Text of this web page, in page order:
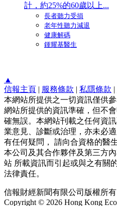
計，約25%的60歲以上...
長者聽力受損
老年性聽力減退
健康解碼
鍾耀基醫生
▲
信報主頁 | 服務條款 | 私隱條款 |
本網站所提供之一切資訊僅供
網站所提供的資訊準確，但不
確無誤。本網站刊載之任何資
業意見、診斷或治理，亦未必
有任何疑問， 請向合資格的醫生
本公司及其合作夥伴及第三方
站 所載資訊而引起或與之有關
法律責任。
信報財經新聞有限公司版權所有
Copyright © 2026 Hong Kong